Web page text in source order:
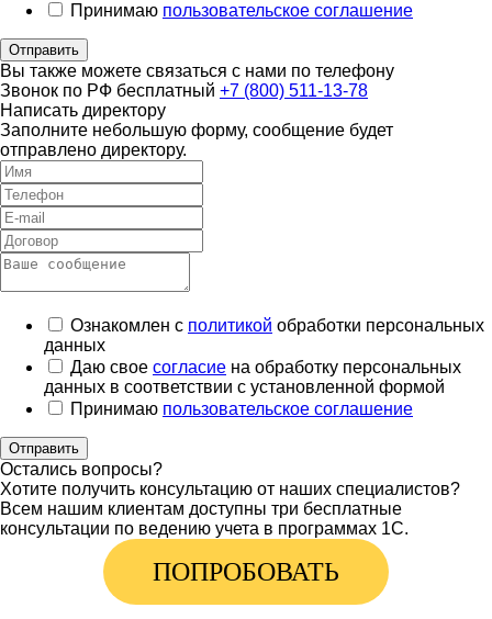
Принимаю пользовательское соглашение
Отправить
Вы также можете связаться с нами по телефону
Звонок по РФ бесплатный +7 (800) 511-13-78
Написать директору
Заполните небольшую форму, сообщение будет
отправлено директору.
Ознакомлен с политикой обработки персональных
данных
Даю свое согласие на обработку персональных
данных в соответствии с установленной формой
Принимаю пользовательское соглашение
Отправить
Остались вопросы?
Хотите получить консультацию от наших специалистов?
Всем нашим клиентам доступны три бесплатные
консультации по ведению учета в программах 1С.
ПОПРОБОВАТЬ